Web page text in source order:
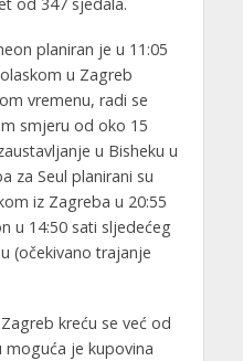
planiran je u 11:05
u Zagreb
vremenu, radi se
smjeru od oko 15
u Bisheku u
za Seul planirani su
iz Zagreba u 20:55
u 14:50 sati sljedećeg
(očekivano trajanje
kreću se već od
moguća je kupovina